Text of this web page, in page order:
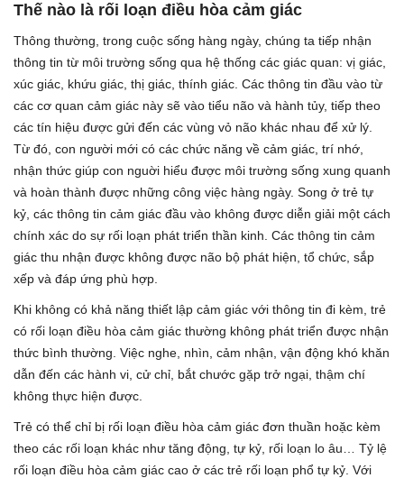
Thế nào là rối loạn điều hòa cảm giác
Thông thường, trong cuộc sống hàng ngày, chúng ta tiếp nhận
thông tin từ môi trường sống qua hệ thống các giác quan: vị giác,
xúc giác, khứu giác, thị giác, thính giác. Các thông tin đầu vào từ
các cơ quan cảm giác này sẽ vào tiểu não và hành tủy, tiếp theo
các tín hiệu được gửi đến các vùng vỏ não khác nhau để xử lý.
Từ đó, con người mới có các chức năng về cảm giác, trí nhớ,
nhận thức giúp con nguời hiểu được môi trường sống xung quanh
và hoàn thành được những công việc hàng ngày. Song ở trẻ tự
kỷ, các thông tin cảm giác đầu vào không được diễn giải một cách
chính xác do sự rối loạn phát triển thần kinh. Các thông tin cảm
giác thu nhận được không được não bộ phát hiện, tổ chức, sắp
xếp và đáp ứng phù hợp.
Khi không có khả năng thiết lập cảm giác với thông tin đi kèm, trẻ
có rối loạn điều hòa cảm giác thường không phát triển được nhận
thức bình thường. Việc nghe, nhìn, cảm nhận, vận động khó khăn
dẫn đến các hành vi, cử chỉ, bắt chước gặp trở ngại, thậm chí
không thực hiện được.
Trẻ có thể chỉ bị rối loạn điều hòa cảm giác đơn thuần hoặc kèm
theo các rối loạn khác như tăng động, tự kỷ, rối loạn lo âu… Tỷ lệ
rối loạn điều hòa cảm giác cao ở các trẻ rối loạn phổ tự kỷ. Với